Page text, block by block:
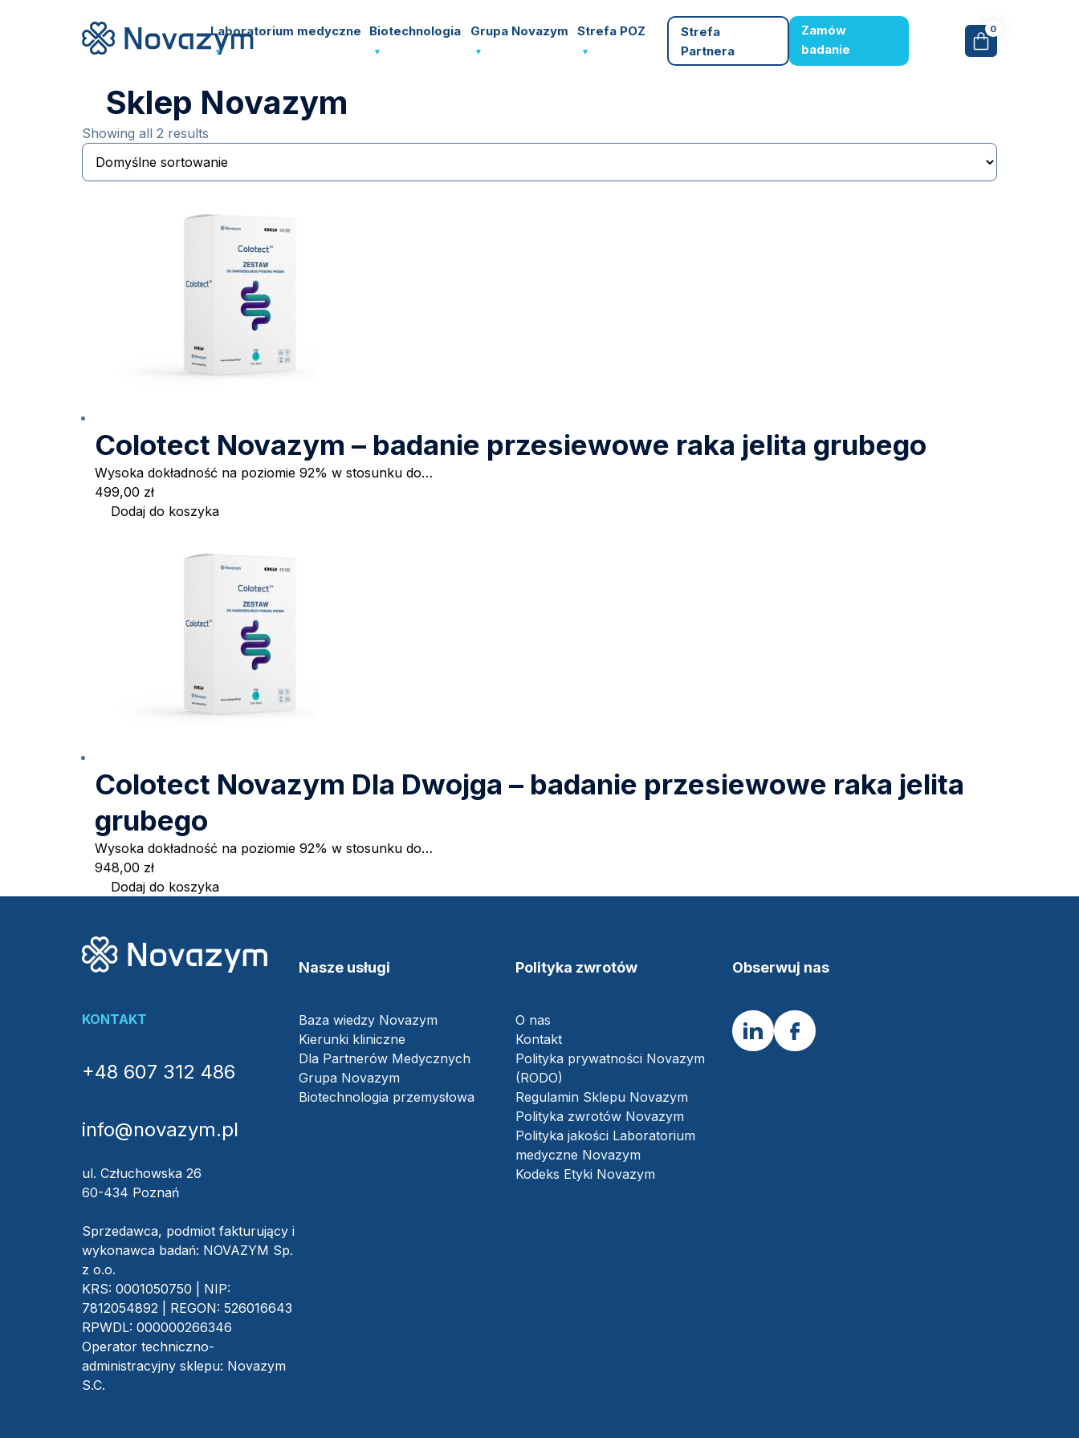
Laboratorium medyczne Biotechnologia Grupa Novazym Strefa POZ
Strefa
Partnera
Zamów
badanie
0
Sklep Novazym
Showing all 2 results
Colotect Novazym – badanie przesiewowe raka jelita grubego
Wysoka dokładność na poziomie 92% w stosunku do…
499,00 zł
Dodaj do koszyka
Colotect Novazym Dla Dwojga – badanie przesiewowe raka jelita
grubego
Wysoka dokładność na poziomie 92% w stosunku do…
948,00 zł
Dodaj do koszyka
KONTAKT
+48 607 312 486
info@novazym.pl
ul. Człuchowska 26
60-434 Poznań
Sprzedawca, podmiot fakturujący i
wykonawca badań: NOVAZYM Sp.
z o.o.
KRS: 0001050750 | NIP:
7812054892 | REGON: 526016643
RPWDL: 000000266346
Operator techniczno-
administracyjny sklepu: Novazym
S.C.
Nasze usługi
Baza wiedzy Novazym
Kierunki kliniczne
Dla Partnerów Medycznych
Grupa Novazym
Biotechnologia przemysłowa
Polityka zwrotów
O nas
Kontakt
Polityka prywatności Novazym
(RODO)
Regulamin Sklepu Novazym
Polityka zwrotów Novazym
Polityka jakości Laboratorium
medyczne Novazym
Kodeks Etyki Novazym
Obserwuj nas